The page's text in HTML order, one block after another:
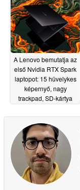
A Lenovo bemutatja az
első Nvidia RTX Spark
laptopot: 15 hüvelykes
képernyő, nagy
trackpad, SD-kártya